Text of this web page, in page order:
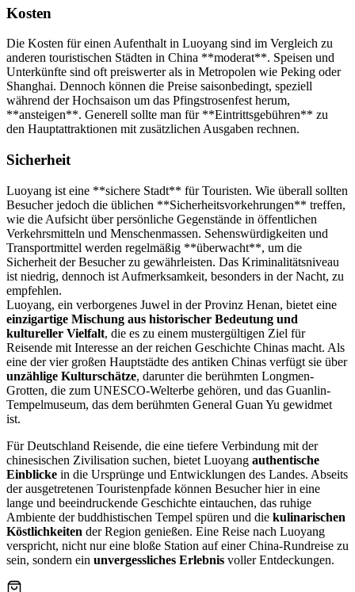
Kosten
Die Kosten für einen Aufenthalt in Luoyang sind im Vergleich zu
anderen touristischen Städten in China **moderat**. Speisen und
Unterkünfte sind oft preiswerter als in Metropolen wie Peking oder
Shanghai. Dennoch können die Preise saisonbedingt, speziell
während der Hochsaison um das Pfingstrosenfest herum,
**ansteigen**. Generell sollte man für **Eintrittsgebühren** zu
den Hauptattraktionen mit zusätzlichen Ausgaben rechnen.
Sicherheit
Luoyang ist eine **sichere Stadt** für Touristen. Wie überall sollten
Besucher jedoch die üblichen **Sicherheitsvorkehrungen** treffen,
wie die Aufsicht über persönliche Gegenstände in öffentlichen
Verkehrsmitteln und Menschenmassen. Sehenswürdigkeiten und
Transportmittel werden regelmäßig **überwacht**, um die
Sicherheit der Besucher zu gewährleisten. Das Kriminalitätsniveau
ist niedrig, dennoch ist Aufmerksamkeit, besonders in der Nacht, zu
empfehlen.
Luoyang, ein verborgenes Juwel in der Provinz Henan, bietet eine
einzigartige Mischung aus historischer Bedeutung und
kultureller Vielfalt, die es zu einem mustergültigen Ziel für
Reisende mit Interesse an der reichen Geschichte Chinas macht. Als
eine der vier großen Hauptstädte des antiken Chinas verfügt sie über
unzählige Kulturschätze, darunter die berühmten Longmen-
Grotten, die zum UNESCO-Welterbe gehören, und das Guanlin-
Tempelmuseum, das dem berühmten General Guan Yu gewidmet
ist.
Für Deutschland Reisende, die eine tiefere Verbindung mit der
chinesischen Zivilisation suchen, bietet Luoyang authentische
Einblicke in die Ursprünge und Entwicklungen des Landes. Abseits
der ausgetretenen Touristenpfade können Besucher hier in eine
lange und beeindruckende Geschichte eintauchen, das ruhige
Ambiente der buddhistischen Tempel spüren und die kulinarischen
Köstlichkeiten der Region genießen. Eine Reise nach Luoyang
verspricht, nicht nur eine bloße Station auf einer China-Rundreise zu
sein, sondern ein unvergessliches Erlebnis voller Entdeckungen.